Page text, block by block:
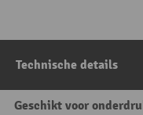
Technische details
Geschikt voor